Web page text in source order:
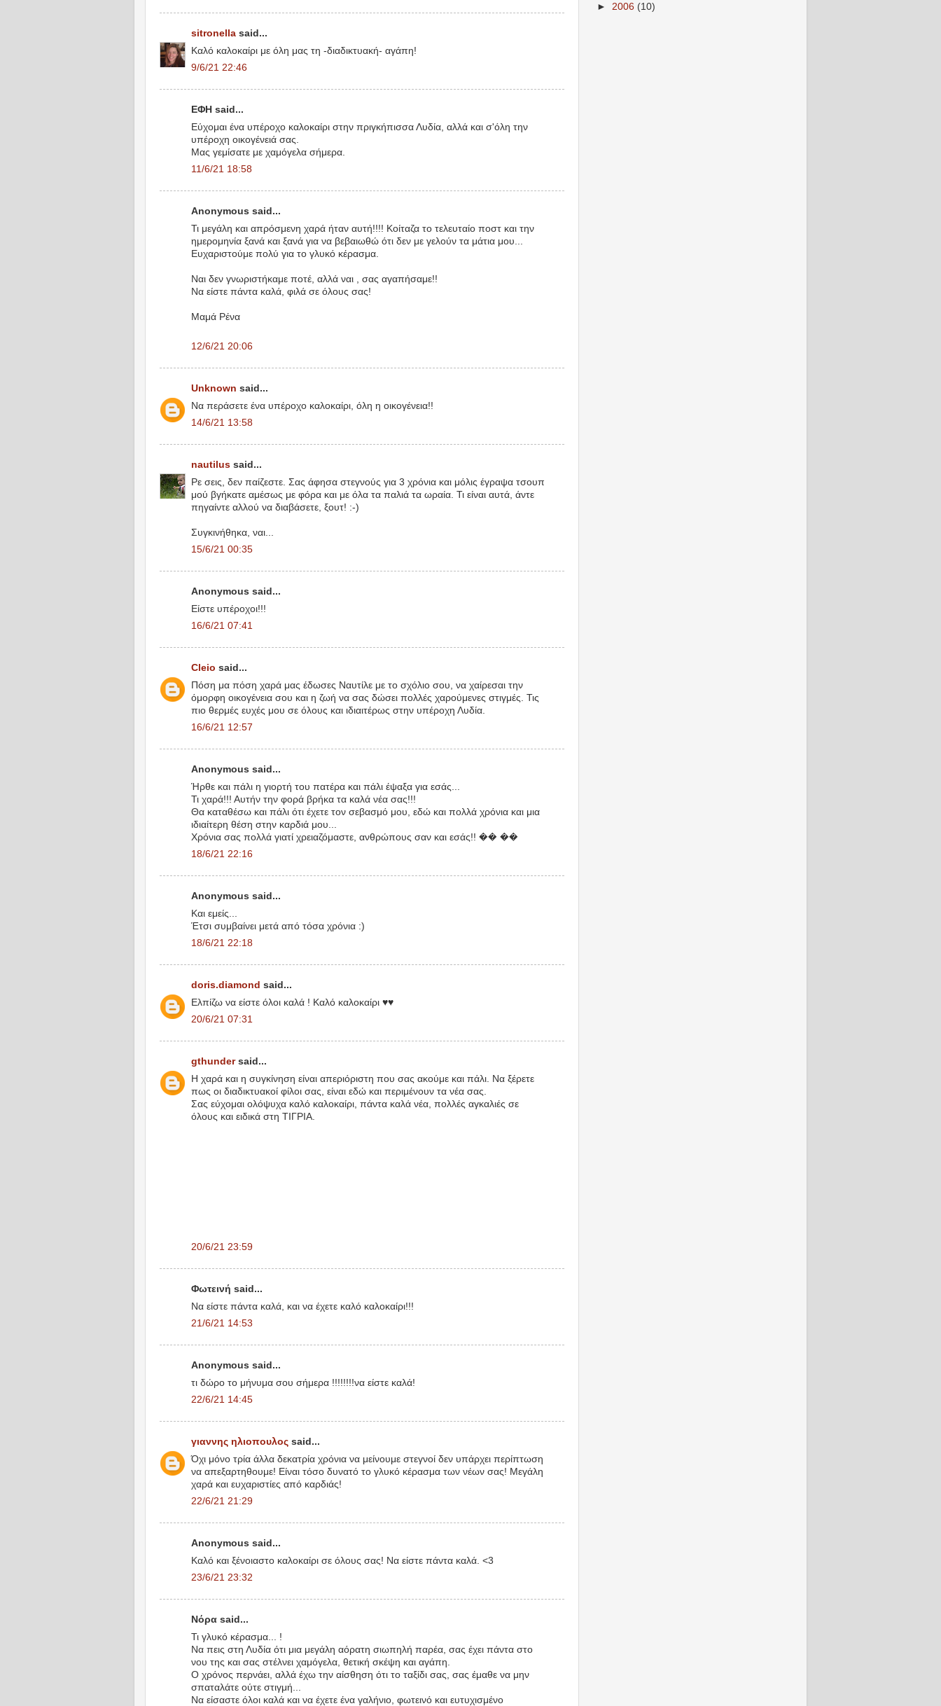
sitronella said...
Καλό καλοκαίρι με όλη μας τη -διαδικτυακή- αγάπη!
9/6/21 22:46
ΕΦΗ said...
Εύχομαι ένα υπέροχο καλοκαίρι στην πριγκήπισσα Λυδία, αλλά και σ'όλη την
υπέροχη οικογένειά σας.
Μας γεμίσατε με χαμόγελα σήμερα.
11/6/21 18:58
Anonymous said...
Τι μεγάλη και απρόσμενη χαρά ήταν αυτή!!!! Κοίταζα το τελευταίο ποστ και την
ημερομηνία ξανά και ξανά για να βεβαιωθώ ότι δεν με γελούν τα μάτια μου...
Ευχαριστούμε πολύ για το γλυκό κέρασμα.
Ναι δεν γνωριστήκαμε ποτέ, αλλά ναι , σας αγαπήσαμε!!
Να είστε πάντα καλά, φιλά σε όλους σας!
Μαμά Ρένα
12/6/21 20:06
Unknown said...
Να περάσετε ένα υπέροχο καλοκαίρι, όλη η οικογένεια!!
14/6/21 13:58
nautilus said...
Ρε σεις, δεν παίζεστε. Σας άφησα στεγνούς για 3 χρόνια και μόλις έγραψα τσουπ
μού βγήκατε αμέσως με φόρα και με όλα τα παλιά τα ωραία. Τι είναι αυτά, άντε
πηγαίντε αλλού να διαβάσετε, ξουτ! :-)
Συγκινήθηκα, ναι...
15/6/21 00:35
Anonymous said...
Είστε υπέροχοι!!!
16/6/21 07:41
Cleio said...
Πόση μα πόση χαρά μας έδωσες Ναυτίλε με το σχόλιο σου, να χαίρεσαι την
όμορφη οικογένεια σου και η ζωή να σας δώσει πολλές χαρούμενες στιγμές. Τις
πιο θερμές ευχές μου σε όλους και ιδιαιτέρως στην υπέροχη Λυδία.
16/6/21 12:57
Anonymous said...
Ήρθε και πάλι η γιορτή του πατέρα και πάλι έψαξα για εσάς...
Τι χαρά!!! Αυτήν την φορά βρήκα τα καλά νέα σας!!!
Θα καταθέσω και πάλι ότι έχετε τον σεβασμό μου, εδώ και πολλά χρόνια και μια
ιδιαίτερη θέση στην καρδιά μου...
Χρόνια σας πολλά γιατί χρειαζόμαστε, ανθρώπους σαν και εσάς!! �� ��
18/6/21 22:16
Anonymous said...
Και εμείς...
Έτσι συμβαίνει μετά από τόσα χρόνια :)
18/6/21 22:18
doris.diamond said...
Ελπίζω να είστε όλοι καλά ! Καλό καλοκαίρι ♥♥
20/6/21 07:31
gthundersaid...
Η χαρά και η συγκίνηση είναι απεριόριστη που σας ακούμε και πάλι. Να ξέρετε
πως οι διαδικτυακοί φίλοι σας, είναι εδώ και περιμένουν τα νέα σας.
Σας εύχομαι ολόψυχα καλό καλοκαίρι, πάντα καλά νέα, πολλές αγκαλιές σε
όλους και ειδικά στη ΤΙΓΡΙΑ.
20/6/21 23:59
Φωτεινή said...
Να είστε πάντα καλά, και να έχετε καλό καλοκαίρι!!!
21/6/21 14:53
Anonymous said...
τι δώρο το μήνυμα σου σήμερα !!!!!!!!να είστε καλά!
22/6/21 14:45
γιαννης ηλιοπουλος said...
Όχι μόνο τρία άλλα δεκατρία χρόνια να μείνουμε στεγνοί δεν υπάρχει περίπτωση
να απεξαρτηθουμε! Είναι τόσο δυνατό το γλυκό κέρασμα των νέων σας! Μεγάλη
χαρά και ευχαριστίες από καρδιάς!
22/6/21 21:29
Anonymous said...
Καλό και ξένοιαστο καλοκαίρι σε όλους σας! Να είστε πάντα καλά. <3
23/6/21 23:32
Νόρα said...
Τι γλυκό κέρασμα... !
Να πεις στη Λυδία ότι μια μεγάλη αόρατη σιωπηλή παρέα, σας έχει πάντα στο
νου της και σας στέλνει χαμόγελα, θετική σκέψη και αγάπη.
Ο χρόνος περνάει, αλλά έχω την αίσθηση ότι το ταξίδι σας, σας έμαθε να μην
σπαταλάτε ούτε στιγμή...
Να είσαστε όλοι καλά και να έχετε ένα γαλήνιο, φωτεινό και ευτυχισμένο
► 2006 (10)